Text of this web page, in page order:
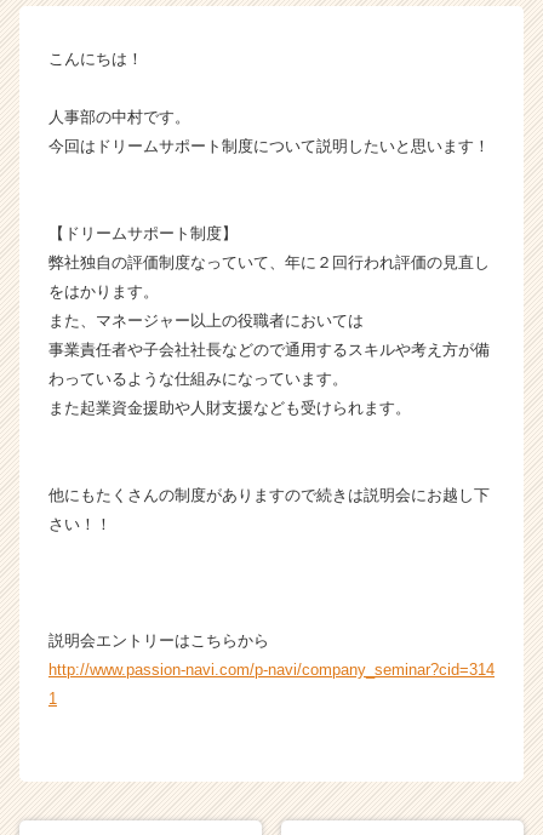
イ
ベ
ン
チ
ー・
成
長
企
ス
く
就
ト
こんにちは！
人事部の中村です。
今回はドリームサポート制度について説明したいと思います！
【ドリームサポート制度】
弊社独自の評価制度なっていて、年に２回行われ評価の見直し
をはかります。
また、マネージャー以上の役職者においては
事業責任者や子会社社長などので通用するスキルや考え方が備
わっているような仕組みになっています。
また起業資金援助や人財支援なども受けられます。
他にもたくさんの制度がありますので続きは説明会にお越し下
さい！！
説明会エントリーはこちらから
http://www.passion-navi.com/p-navi/company_seminar?cid=314
1